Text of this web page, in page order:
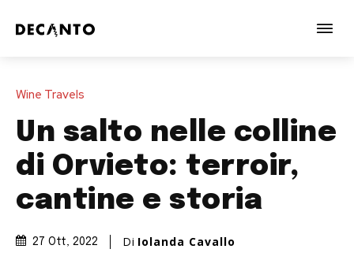
Wine Travels
Un salto nelle colline
di Orvieto: terroir,
cantine e storia
27 Ott, 2022 Di Iolanda Cavallo